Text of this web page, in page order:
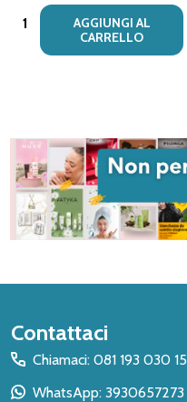
Quantità:
AGGIUNGI AL
CARRELLO
Inizio
del
piè
Contattaci
Chiamaci: 081 193 030 15
WhatsApp: 3930657273